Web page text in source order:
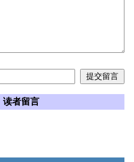
读者留言